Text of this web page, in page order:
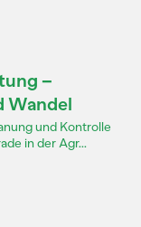
–
Wandel
und Kontrolle
in der Agr...